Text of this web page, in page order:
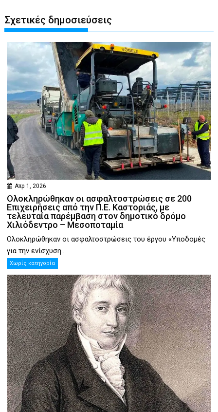
Σχετικές δημοσιεύσεις
Απρ 1, 2026
Ολοκληρώθηκαν οι ασφαλτοστρώσεις σε 200
Επιχειρήσεις από την Π.Ε. Καστοριάς, με
τελευταία παρέμβαση στον δημοτικό δρόμο
Χιλιόδεντρο – Μεσοποταμία
Ολοκληρώθηκαν οι ασφαλτοστρώσεις του έργου «Υποδομές
για την ενίσχυση...
Χωρίς κατηγορία